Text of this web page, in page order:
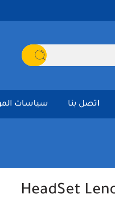
اتصل بنا سياسات
HeadSet